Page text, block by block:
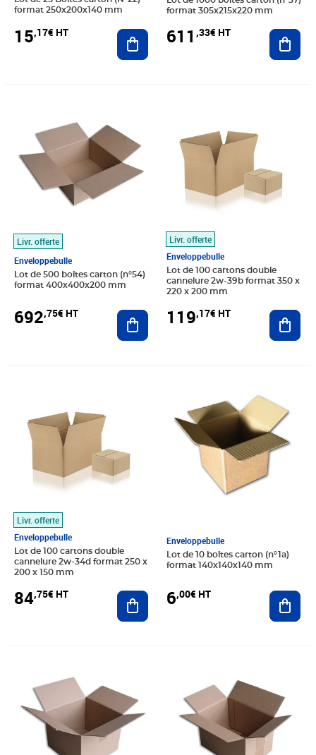
format 250x200x140 mm
15,17€ HT Ajouter au panier
format 305x215x220 mm
611 ,33€ HT
Livr. offerte
Enveloppebulle
Lot de 500 boîtes carton (n°54)
format 400x400x200 mm
692,75€ HT Ajouter au panier
Livr. offerte
Enveloppebulle
Lot de 100 cartons double
cannelure 2w-39b format 350 x
220 x 200 mm
119,17€ HT
Livr. offerte
Enveloppebulle
Lot de 100 cartons double
cannelure 2w-34d format 250 x
200 x 150 mm
84,75€ HT Ajouter au panier
Enveloppebulle
Lot de 10 boîtes carton (n°1a)
format 140x140x140 mm
6,00€ HT